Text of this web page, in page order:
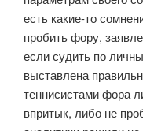
есть какие-то
пробить фору,
если судить по
выставлена
теннисистами фора
впритык, либо не